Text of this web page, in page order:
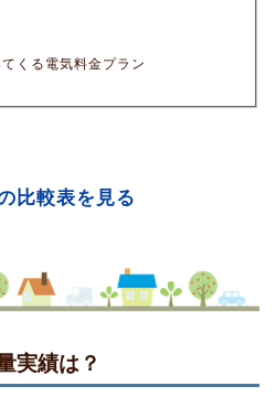
くる電気料金プラン
比較表を見る
実績は？